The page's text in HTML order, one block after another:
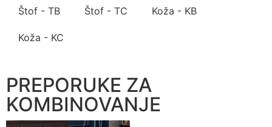
Štof - TB Štof - TC Koža - KB
Koža - KC
PREPORUKE ZA
KOMBINOVANJE